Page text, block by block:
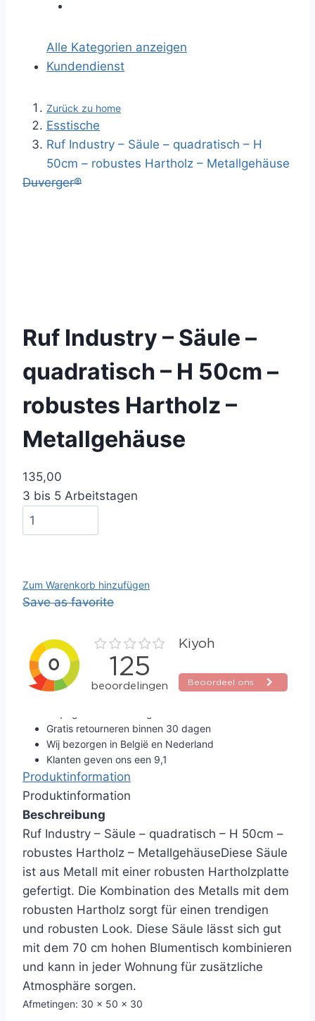
Alle Kategorien anzeigen
Kundendienst
Zurück zu home
Esstische
Ruf Industry – Säule – quadratisch – H
50cm – robustes Hartholz – Metallgehäuse
Duverger®
Ruf Industry – Säule –
quadratisch – H 50cm –
robustes Hartholz –
Metallgehäuse
135,00
3 bis 5 Arbeitstagen
Zum Warenkorb hinzufügen
Save as favorite
Gratis retourneren binnen 30 dagen
Wij bezorgen in België en Nederland
Klanten geven ons een 9,1
Produktinformation
Produktinformation
Beschreibung
Ruf Industry – Säule – quadratisch – H 50cm –
robustes Hartholz – MetallgehäuseDiese Säule
ist aus Metall mit einer robusten Hartholzplatte
gefertigt. Die Kombination des Metalls mit dem
robusten Hartholz sorgt für einen trendigen
und robusten Look. Diese Säule lässt sich gut
mit dem 70 cm hohen Blumentisch kombinieren
und kann in jeder Wohnung für zusätzliche
Atmosphäre sorgen.
Afmetingen: 30 x 50 x 30